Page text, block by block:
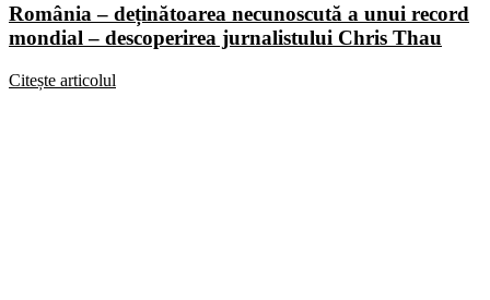
România – deținătoarea necunoscută a unui record
mondial – descoperirea jurnalistului Chris Thau
Citește articolul